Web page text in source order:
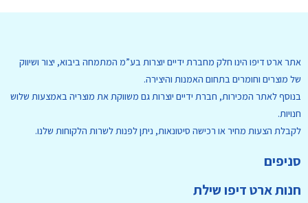
אתר ארט דיפו הינו חלק מחברת ידיים יוצרות בע”מ המתמחה ביבוא, יצור ושיווק
של מוצרים וחומרים בתחום האמנות והיצירה.
בנוסף לאתר המכירות, חברת ידיים יוצרות גם משווקת את מוצריה באמצעות שלוש
חנויות.
לקבלת הצעות מחיר או רכישה סיטונאות, ניתן לפנות לשרות הלקוחות שלנו.
סניפים
חנות ארט דיפו שילת